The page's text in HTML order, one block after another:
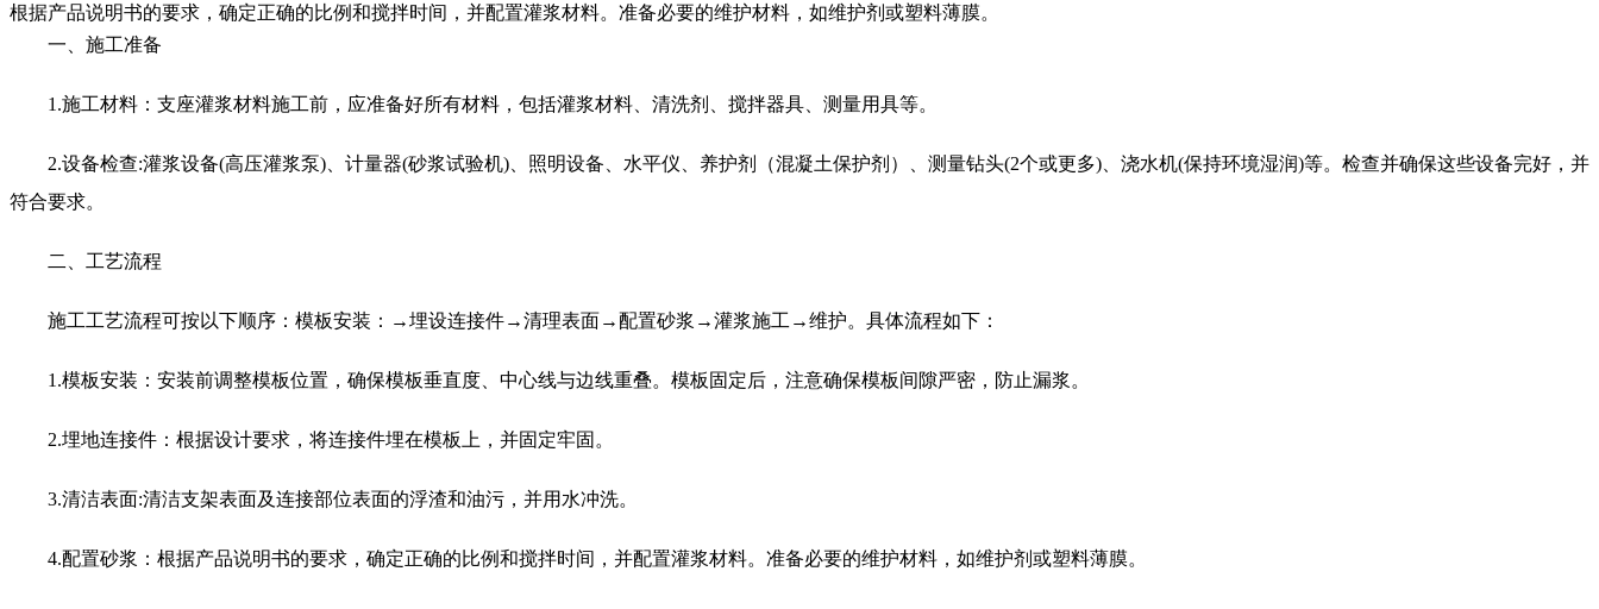
根据产品说明书的要求，确定正确的比例和搅拌时间，并配置灌浆材料。准备必要的维护材料，如维护剂或塑料薄膜。
一、施工准备
1.施工材料：支座灌浆材料施工前，应准备好所有材料，包括灌浆材料、清洗剂、搅拌器具、测量用具等。
2.设备检查:灌浆设备(高压灌浆泵)、计量器(砂浆试验机)、照明设备、水平仪、养护剂（混凝土保护剂）、测量钻头(2个或更多)、浇水机(保持环境湿润)等。检查并确保这些设备完好，并
符合要求。
二、工艺流程
施工工艺流程可按以下顺序：模板安装：→埋设连接件→清理表面→配置砂浆→灌浆施工→维护。具体流程如下：
1.模板安装：安装前调整模板位置，确保模板垂直度、中心线与边线重叠。模板固定后，注意确保模板间隙严密，防止漏浆。
2.埋地连接件：根据设计要求，将连接件埋在模板上，并固定牢固。
3.清洁表面:清洁支架表面及连接部位表面的浮渣和油污，并用水冲洗。
4.配置砂浆：根据产品说明书的要求，确定正确的比例和搅拌时间，并配置灌浆材料。准备必要的维护材料，如维护剂或塑料薄膜。